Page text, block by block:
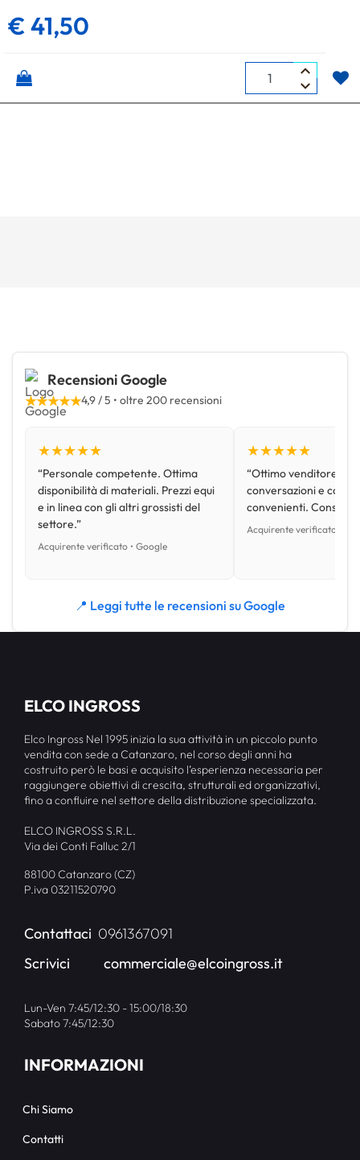
€ 41,50
Quantità
Recensioni Google
★★★★★4,9 / 5 • oltre 200 recensioni
★★★★★
“Personale competente. Ottima
disponibilità di materiali. Prezzi equi
e in linea con gli altri grossisti del
settore.”
Acquirente verificato • Google
★★★★★
“Ottimo venditore,
conversazioni e con
convenienti.
Acquirente verificato •
📍 Leggi tutte le recensioni su Google
ELCO INGROSS
Elco Ingross Nel 1995 inizia la sua attività in un piccolo punto
vendita con sede a Catanzaro, nel corso degli anni ha
costruito però le basi e acquisito l’esperienza necessaria per
raggiungere obiettivi di crescita, strutturali ed organizzativi,
fino a confluire nel settore della distribuzione specializzata.
ELCO INGROSS S.R.L.
Via dei Conti Falluc 2/1
88100 Catanzaro (CZ)
P.iva 03211520790
Contattaci 0961367091
Scrivici
commerciale@elcoingross.it
Lun-Ven 7:45/12:30 - 15:00/18:30
Sabato 7:45/12:30
INFORMAZIONI
Chi Siamo
Contatti